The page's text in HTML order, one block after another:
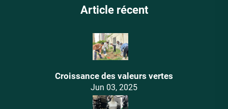
Article récent
Croissance des valeurs vertes
Jun 03, 2025